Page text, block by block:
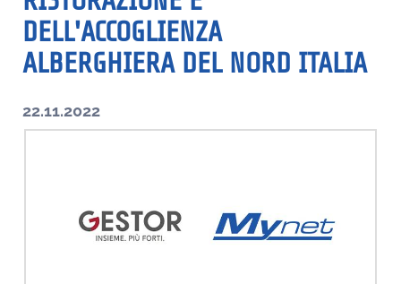
DELL'ACCOGLIENZA
ALBERGHIERA DEL NORD ITALIA
22.11.2022